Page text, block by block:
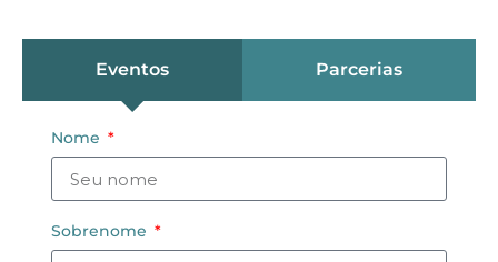
Eventos Parcerias
Nome
Sobrenome